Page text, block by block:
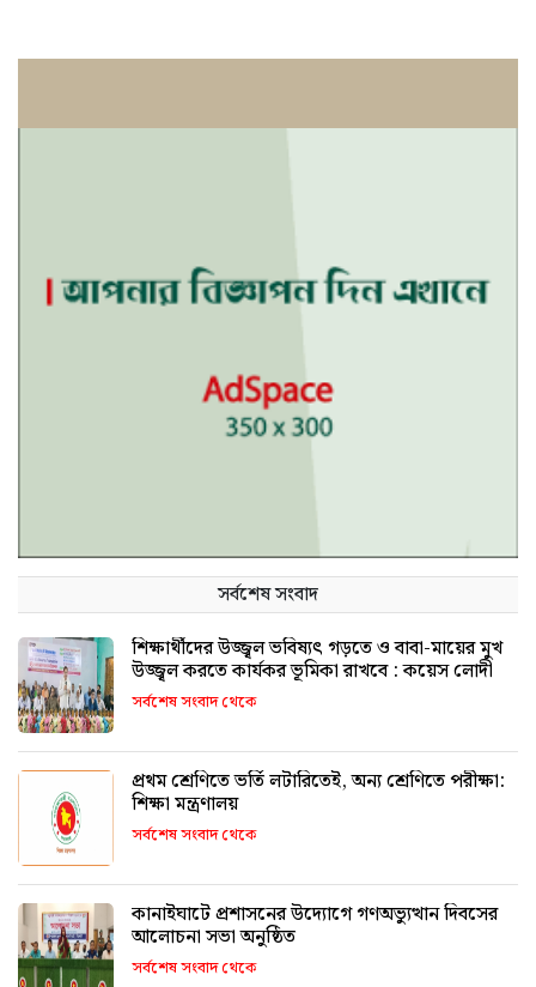
সর্বশেষ সংবাদ
শিক্ষার্থীদের উজ্জ্বল ভবিষ্যৎ গড়তে ও বাবা-মায়ের মুখ
উজ্জ্বল করতে কার্যকর ভূমিকা রাখবে : কয়েস লোদী
সর্বশেষ সংবাদ থেকে
প্রথম শ্রেণিতে ভর্তি লটারিতেই, অন্য শ্রেণিতে পরীক্ষা:
শিক্ষা মন্ত্রণালয়
সর্বশেষ সংবাদ থেকে
কানাইঘাটে প্রশাসনের উদ্যোগে গণঅভ্যুত্থান দিবসের
আলোচনা সভা অনুষ্ঠিত
সর্বশেষ সংবাদ থেকে